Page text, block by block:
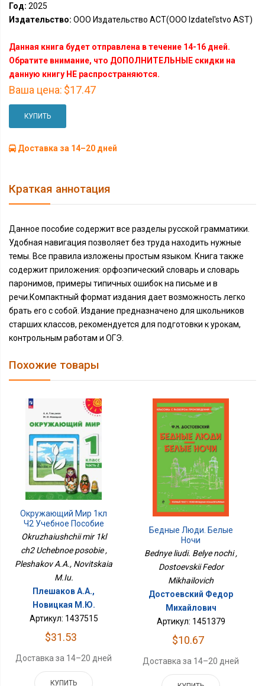
Год: 2025
Издательство: ООО Издательство АСТ(OOO Izdatel'stvo AST)
Данная книга будет отправлена в течение 14-16 дней.
Обратите внимание, что ДОПОЛНИТЕЛЬНЫЕ скидки на
данную книгу НЕ распространяются.
Ваша цена: $17.47
КУПИТЬ
Доставка за 14–20 дней
Краткая аннотация
Данное пособие содержит все разделы русской грамматики.
Удобная навигация позволяет без труда находить нужные
темы. Все правила изложены простым языком. Книга также
содержит приложения: орфоэпический словарь и словарь
паронимов, примеры типичных ошибок на письме и в
речи.Компактный формат издания дает возможность легко
брать его с собой. Издание предназначено для школьников
старших классов, рекомендуется для подготовки к урокам,
контрольным работам и ОГЭ.
Похожие товары
Окружающий Мир 1кл
Ч2 Учебное Пособие
Okruzhaiushchii mir 1kl
ch2 Uchebnoe posobie ,
Pleshakov A.A., Novitskaia
M.Iu.
Плешаков А.А.,
Новицкая М.Ю.
Артикул: 1437515
$31.53
Доставка за 14–20 дней
КУПИТЬ
Бедные Люди. Белые
Ночи
Bednye liudi. Belye nochi ,
Dostoevskii Fedor
Mikhailovich
Достоевский Федор
Михайлович
Артикул: 1451379
$10.67
Доставка за 14–20 дней